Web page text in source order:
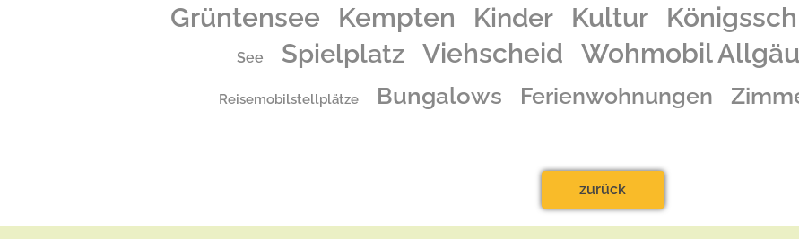
Grüntensee
Kempten Kinder Kultur
See Spielplatz Viehscheid Wohmobil Allgäu
Reisemobilstellplätze Bungalows Ferienwohnungen
zurück